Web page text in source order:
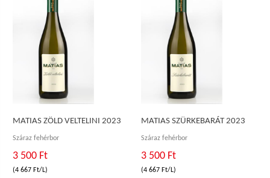
MATIAS ZÖLD VELTELINI 2023
Száraz fehérbor
3 500 Ft
(4 667 Ft/L)
MATIAS SZÜRKEBARÁT 2023
Száraz fehérbor
3 500 Ft
(4 667 Ft/L)